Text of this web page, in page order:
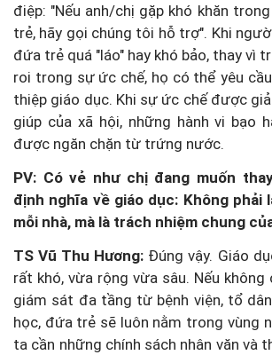
điệp: "Nếu anh/chị gặp khó khăn
trẻ, hãy gọi chúng tôi hỗ trợ". Khi
đứa trẻ quá "láo" hay khó bảo, thay vì
roi trong sự ức chế, họ có thể yêu
thiệp giáo dục. Khi sự ức chế được
giúp của xã hội, những hành vi bạo
được ngăn chặn từ trứng nước.
PV: Có vẻ như chị đang muốn
định nghĩa về giáo dục: Không phải
mỗi nhà, mà là trách nhiệm chung
TS Vũ Thu Hương: Đúng vậy. Giáo
rất khó, vừa rộng vừa sâu. Nếu
giám sát đa tầng từ bệnh viện, tổ
học, đứa trẻ sẽ luôn nằm trong vùng
ta cần những chính sách nhân văn và